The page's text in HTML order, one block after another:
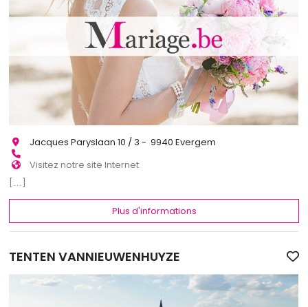
Jacques Paryslaan 10 / 3 - 9940 Evergem
Visitez notre site Internet
[...]
Plus d'informations
TENTEN VANNIEUWENHUYZE